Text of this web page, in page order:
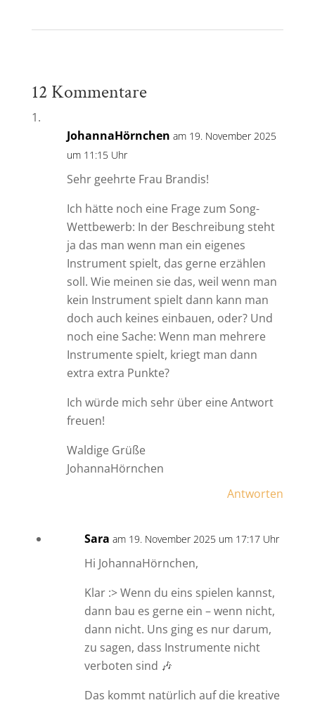
12 Kommentare
JohannaHörnchen am 19. November 2025
um 11:15 Uhr
Sehr geehrte Frau Brandis!
Ich hätte noch eine Frage zum Song-
Wettbewerb: In der Beschreibung steht
ja das man wenn man ein eigenes
Instrument spielt, das gerne erzählen
soll. Wie meinen sie das, weil wenn man
kein Instrument spielt dann kann man
doch auch keines einbauen, oder? Und
noch eine Sache: Wenn man mehrere
Instrumente spielt, kriegt man dann
extra extra Punkte?
Ich würde mich sehr über eine Antwort
freuen!
Waldige Grüße
JohannaHörnchen
Antworten
Sara am 19. November 2025 um 17:17 Uhr
Hi JohannaHörnchen,
Klar :> Wenn du eins spielen kannst,
dann bau es gerne ein – wenn nicht,
dann nicht. Uns ging es nur darum,
zu sagen, dass Instrumente nicht
verboten sind 🎶
Das kommt natürlich auf die kreative